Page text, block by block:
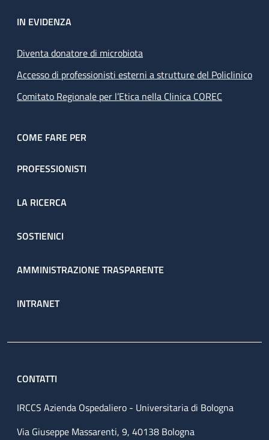
IN EVIDENZA
Diventa donatore di microbiota
Accesso di professionisti esterni a strutture del Policlinico
Comitato Regionale per l’Etica nella Clinica COREC
COME FARE PER
PROFESSIONISTI
LA RICERCA
SOSTIENICI
AMMINISTRAZIONE TRASPARENTE
INTRANET
CONTATTI
IRCCS Azienda Ospedaliero - Universitaria di Bologna
Via Giuseppe Massarenti, 9, 40138 Bologna